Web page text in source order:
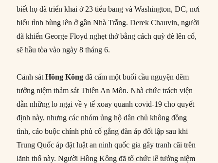
biết họ đã triển khai ở 23 tiểu bang và Washington, DC, nơi
biểu tình bùng lên ở gần Nhà Trắng. Derek Chauvin, người
đã khiến George Floyd nghẹt thở bằng cách quỳ đè lên cổ,
sẽ hầu tòa vào ngày 8 tháng 6.
Cảnh sátHồng Kôngđã cấm một buổi cầu nguyện đêm
tưởng niệm thảm sát Thiên An Môn. Nhà chức trách viện
dẫn những lo ngại về y tế xoay quanh covid-19 cho quyết
định này, nhưng các nhóm ủng hộ dân chủ không đồng
tình, cáo buộc chính phủ cố gắng đàn áp đối lập sau khi
Trung Quốc áp đặt luật an ninh quốc gia gây tranh cãi trên
lãnh thổ này. Người Hồng Kông đã tổ chức lễ tưởng niệm